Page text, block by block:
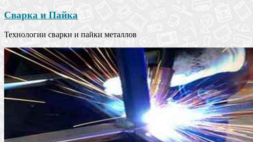
Сварка и Пайка
Технологии сварки и пайки металлов